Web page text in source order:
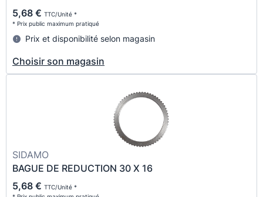
5,68 € TTC/Unité *
* Prix public maximum pratiqué
Prix et disponibilité selon magasin
Choisir son magasin
SIDAMO
BAGUE DE REDUCTION 30 X 16
5,68 € TTC/Unité *